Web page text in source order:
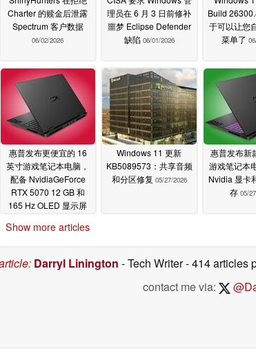
Charter 的赎金后泄露
Spectrum 客户数据
06/02/2026
理员在 6 月 3 日前修补
噩梦 Eclipse Defender
缺陷 06/01/2026
Build
于可以让您
菜单了
惠普发布更便宜的 16
英寸游戏笔记本电脑，
配备 NvidiaGeForce
RTX 5070 12 GB 和
165 Hz OLED 显示屏
Windows 11 更新
KB5089573：共享音频
和分区修复 05/27/2026
惠普发布新
游戏笔记本
Nvidia 显卡
存 05/
Show more articles
: Darryl Linington - Tech Writer- 414 articles
contact me via: